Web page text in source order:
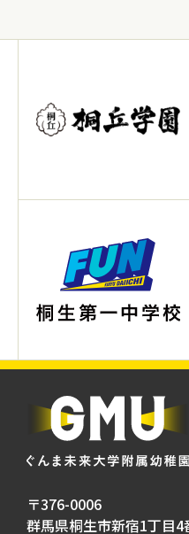
〒376-0006
群馬県桐生市新宿1丁目4